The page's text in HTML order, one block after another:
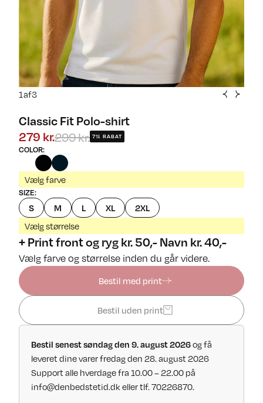
1af3
Classic Fit Polo-shirt
279 kr.299 kr. 7% RABAT
COLOR:
Vælg farve
SIZE:
S M L XL 2XL
Vælg størrelse
+ Print front og ryg kr. 50,- Navn kr. 40,-
Vælg farve og størrelse inden du går videre.
Bestil med print
Bestil uden print
Bestil senest søndag den 9. august 2026og få
leveret dine varer fredag den 28. august 2026
Support alle hverdage fra 10.00 – 22.00 på
info@denbedstetid.dk eller tlf. 70226870.